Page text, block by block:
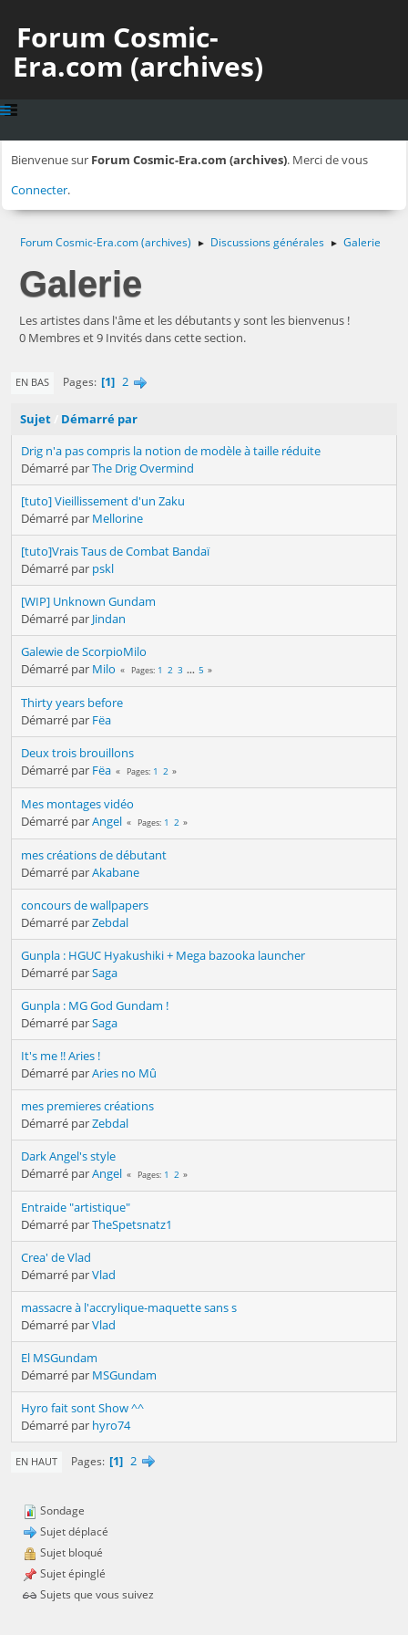
Forum Cosmic-
Era.com (archives)
Bienvenue sur Forum Cosmic-Era.com (archives). Merci de vous
Connecter.
Forum Cosmic-Era.com (archives) ► Discussions générales ► Galerie
Galerie
Les artistes dans l'âme et les débutants y sont les bienvenus !
0 Membres et 9 Invités dans cette section.
EN BAS Pages 1 2
Sujet
Démarré par
Drig n'a pas compris la notion de modèle à taille réduite
Démarré parThe Drig Overmind
[tuto] Vieillissement d'un Zaku
Démarré par Mellorine
[tuto]Vrais Taus de Combat Bandaï
Démarré par pskl
[WIP] Unknown Gundam
Démarré par Jindan
Galewie de ScorpioMilo
Démarré par Milo Pages 1 2 3 ... 5
Thirty years before
Démarré par Fëa
Deux trois brouillons
Démarré par Fëa Pages 1 2
Mes montages vidéo
Démarré parAngel Pages 1 2
mes créations de débutant
Démarré parAkabane
concours de wallpapers
Démarré parZebdal
Gunpla : HGUC Hyakushiki + Mega bazooka launcher
Démarré parSaga
Gunpla : MG God Gundam !
Démarré parSaga
It's me !! Aries !
Démarré parAries no Mû
mes premieres créations
Démarré parZebdal
Dark Angel's style
Démarré parAngel Pages 1 2
Entraide "artistique"
Démarré parTheSpetsnatz1
Crea' de Vlad
Démarré parVlad
massacre à l'accrylique-maquette sans s
Démarré parVlad
El MSGundam
Démarré par MSGundam
Hyro fait sont Show ^^
Démarré par hyro74
EN HAUT Pages 1 2
Sondage
Sujet déplacé
Sujet bloqué
Sujet épinglé
Sujets que vous suivez